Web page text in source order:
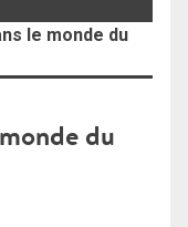
le monde du
du